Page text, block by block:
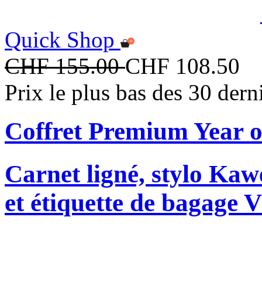
Quick Shop
CHF 155.00CHF 108.50
Prix le plus bas des 30
Coffret Premium Year
Carnet ligné, stylo
et étiquette de bagage